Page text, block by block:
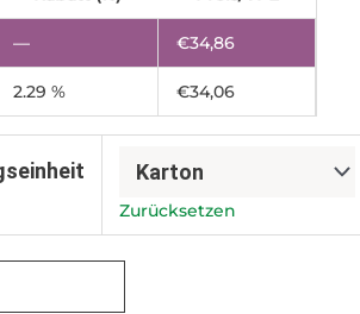
— €34,86
2.29 % €34,06
Zurücksetzen